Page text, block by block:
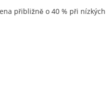
přibližně o 40 % při